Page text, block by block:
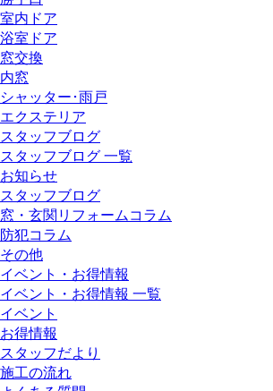
室内ドア
浴室ドア
窓交換
内窓
シャッター･雨戸
エクステリア
スタッフブログ
スタッフブログ 一覧
お知らせ
スタッフブログ
窓・玄関リフォームコラム
防犯コラム
その他
イベント・お得情報
イベント・お得情報 一覧
イベント
お得情報
スタッフだより
施工の流れ